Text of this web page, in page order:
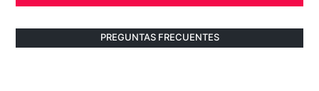
PREGUNTAS FRECUENTES